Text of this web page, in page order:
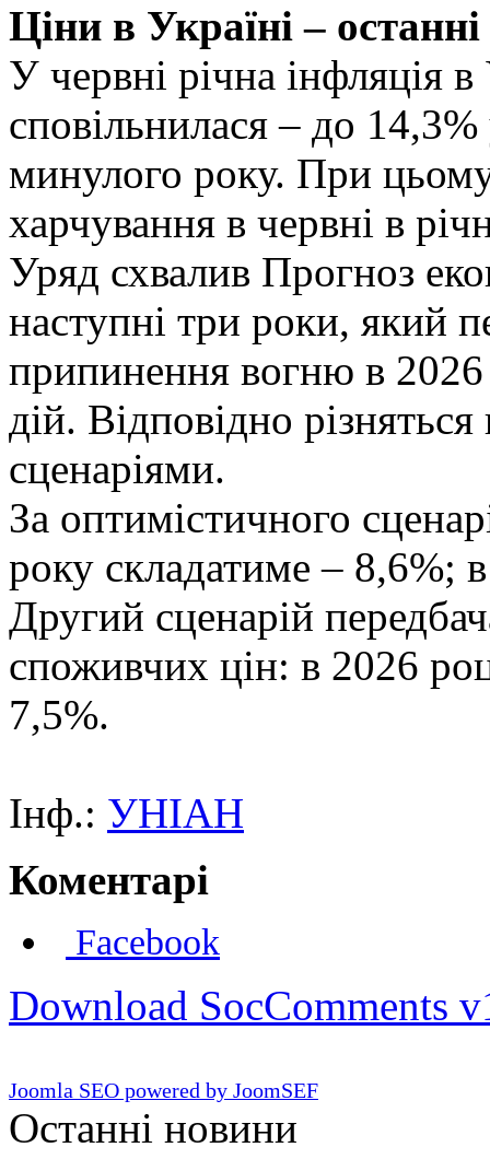
Ціни в Україні –
У червні річна інфляція
сповільнилася – до
минулого року. При
харчування в червні в
Уряд схвалив Прогноз
наступні три роки, який
припинення вогню в
дій. Відповідно
сценаріями.
За оптимістичного
року складатиме – 8,6%;
Другий сценарій
споживчих цін: в 2026
7,5%.
Інф.: УНІАН
Коментарі
Facebook
Download SocComments
Joomla SEO powered by JoomSEF
Останні новини